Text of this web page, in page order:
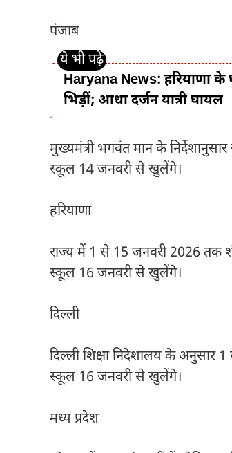
पंजाब
Haryana News: हरियाणा के
भिड़ीं; आधा दर्जन यात्री घायल
मुख्यमंत्री भगवंत मान के
स्कूल 14 जनवरी से खुलेंगे।
हरियाणा
राज्य में 1 से 15 जनवरी 2026 तक
स्कूल 16 जनवरी से खुलेंगे।
दिल्ली
दिल्ली शिक्षा निदेशालय के अनुसार
स्कूल 16 जनवरी से खुलेंगे।
मध्य प्रदेश